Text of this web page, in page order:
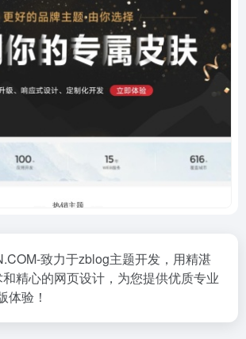
致力于zblog主题开发，用精湛
精心的网页设计，为您提供优质专业
体验！